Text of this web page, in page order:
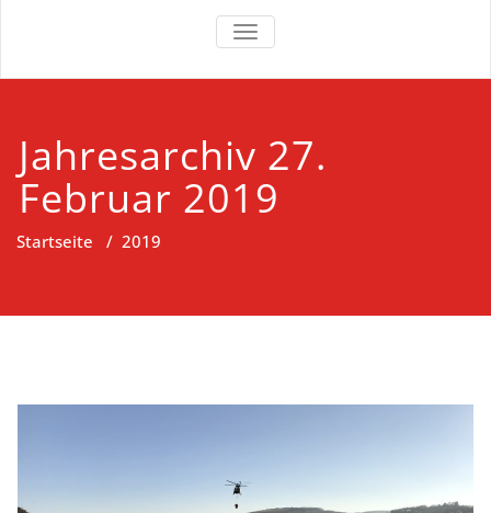
NAVIGATION UMSCHALTEN
Jahresarchiv 27.
Februar 2019
Startseite / 2019